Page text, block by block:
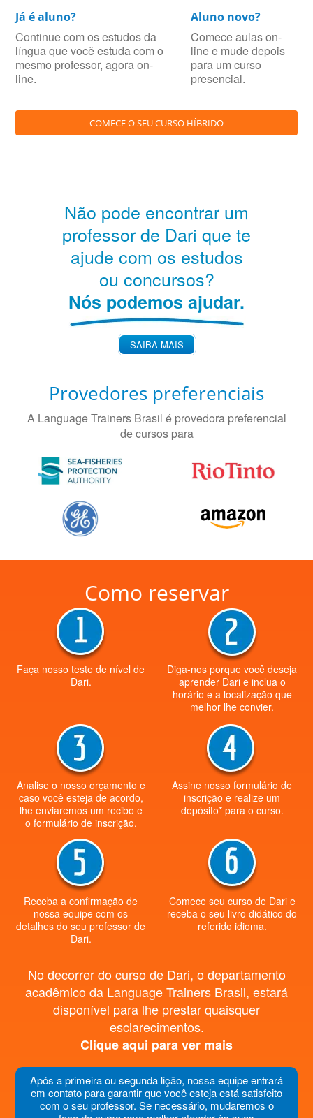
Já é aluno?
Continue com os estudos da
língua que você estuda com o
mesmo professor, agora on-
line.
Aluno novo?
Comece aulas on-
line e mude depois
para um curso
presencial.
COMECE O SEU CURSO HÍBRIDO
Não pode encontrar um
professor de Dari que te
ajude com os estudos
ou concursos?
Nós podemos ajudar.
SAIBA MAIS
Provedores preferenciais
A Language Trainers Brasil é provedora preferencial
de cursos para
Como reservar
Faça nosso teste de nível de
Dari.
Diga-nos porque você deseja
aprender Dari e inclua o
horário e a localização que
melhor lhe convier.
Analise o nosso orçamento e
caso você esteja de acordo,
lhe enviaremos um recibo e
o formulário de inscrição.
Assine nosso formulário de
inscrição e realize um
depósito* para o curso.
Receba a confirmação de
nossa equipe com os
detalhes do seu professor de
Dari.
Comece seu curso de Dari e
receba o seu livro didático do
referido idioma.
No decorrer do curso de Dari, o departamento
acadêmico da Language Trainers Brasil, estará
disponível para lhe prestar quaisquer
esclarecimentos.
Clique aqui para ver mais
Após a primeira ou segunda lição, nossa equipe entrará
em contato para garantir que você esteja está satisfeito
com o seu professor. Se necessário, mudaremos o